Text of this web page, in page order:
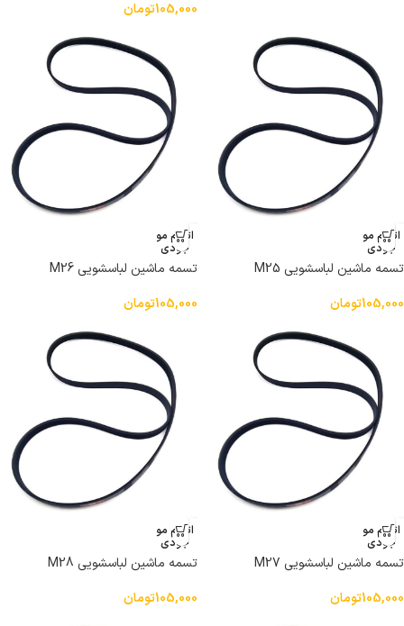
105,000تومان
اتمام مو
جودی
تسمه ماشین لباسشویی M25
105,000تومان
اتمام مو
جودی
تسمه ماشین لباسشویی M26
105,000تومان
اتمام مو
جودی
تسمه ماشین لباسشویی M27
105,000تومان
اتمام مو
جودی
تسمه ماشین لباسشویی M28
105,000تومان